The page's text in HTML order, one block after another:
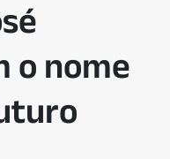
o nome